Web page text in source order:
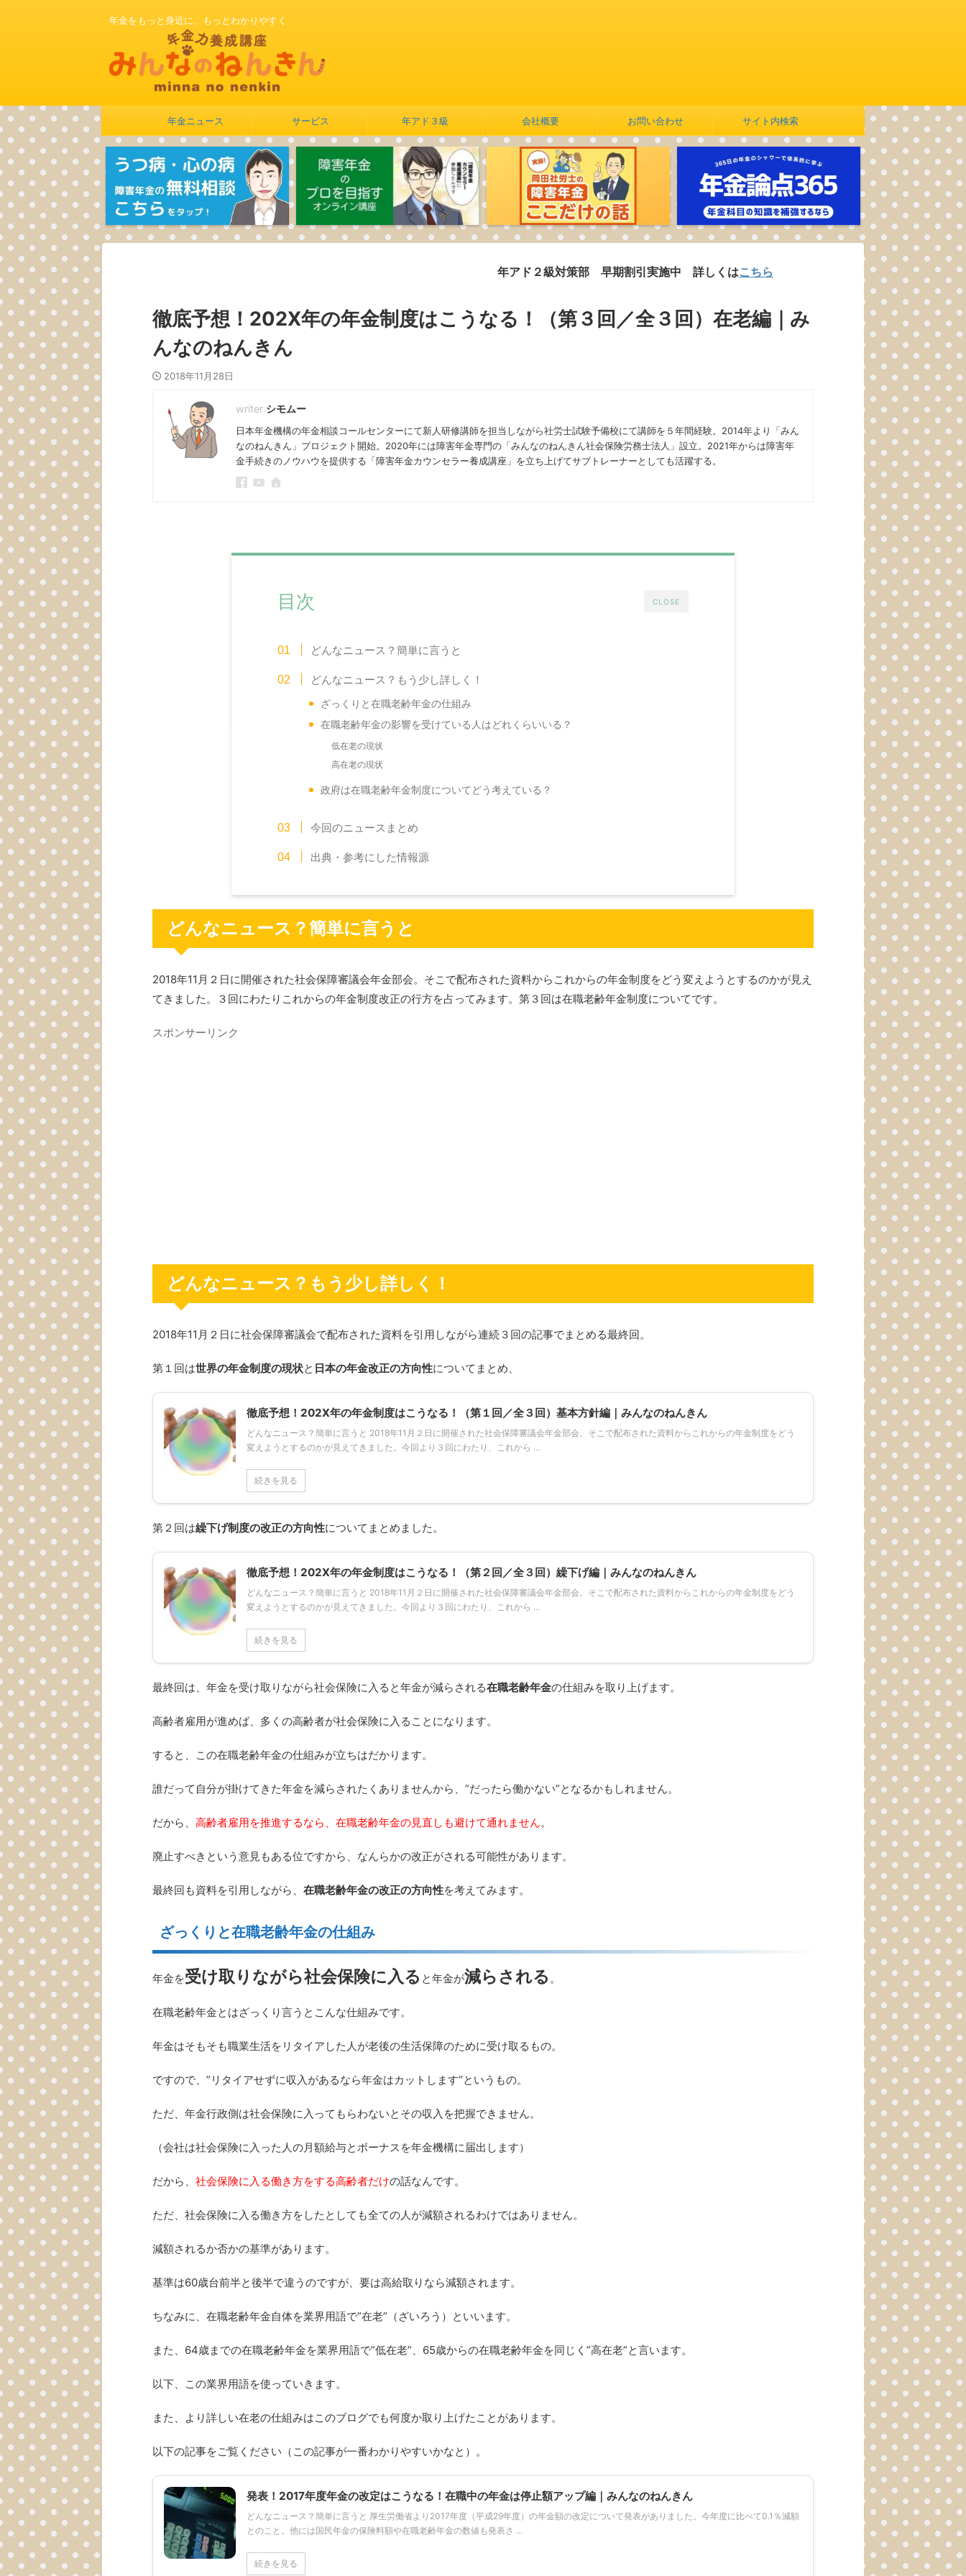
年金をもっと身近に、もっとわかりやすく
年金ニュース サービス 年アド３級 会社概要 お問い合わせ サイト内検索
年アド２級対策部 早期割引実施中 詳しくは こちら
徹底予想！202X年の年金制度はこうなる！（第３回／全３回）在老編｜み
んなのねんきん
2018年11月28日
シモムー
日本年金機構の年金相談コールセンターにて新人研修講師を担当しながら社労士試験予備校にて講師を５年間経験。2014年より「みん
なのねんきん」プロジェクト開始。2020年には障害年金専門の「みんなのねんきん社会保険労務士法人」設立。2021年からは障害年
金手続きのノウハウを提供する「障害年金カウンセラー養成講座」を立ち上げてサブトレーナーとしても活躍する。
CLOSE
目次
どんなニュース？簡単に言うと
どんなニュース？もう少し詳しく！
ざっくりと在職老齢年金の仕組み
在職老齢年金の影響を受けている人はどれくらいいる？
低在老の現状
高在老の現状
政府は在職老齢年金制度についてどう考えている？
今回のニュースまとめ
出典・参考にした情報源
どんなニュース？簡単に言うと
2018年11月２日に開催された社会保障審議会年金部会。そこで配布された資料からこれからの年金制度をどう変えようとするのかが見え
てきました。３回にわたりこれからの年金制度改正の行方を占ってみます。第３回は在職老齢年金制度についてです。
スポンサーリンク
どんなニュース？もう少し詳しく！
2018年11月２日に社会保障審議会で配布された資料を引用しながら連続３回の記事でまとめる最終回。
第１回は世界の年金制度の現状と 日本の年金改正の方向性についてまとめ、
徹底予想！202X年の年金制度はこうなる！（第１回／全３回）基本方針編｜みんなのねんきん
どんなニュース？簡単に言うと 2018年11月２日に開催された社会保障審議会年金部会。そこで配布された資料からこれからの年金制度をどう
変えようとするのかが見えてきました。今回より３回にわたり、これから ...
続きを見る
第２回は繰下げ制度の改正の方向性についてまとめました。
徹底予想！202X年の年金制度はこうなる！（第２回／全３回）繰下げ編｜みんなのねんきん
どんなニュース？簡単に言うと 2018年11月２日に開催された社会保障審議会年金部会。そこで配布された資料からこれからの年金制度をどう
変えようとするのかが見えてきました。今回より３回にわたり、これから ...
続きを見る
最終回は、年金を受け取りながら社会保険に入ると年金が減らされる在職老齢年金の仕組みを取り上げます。
高齢者雇用が進めば、多くの高齢者が社会保険に入ることになります。
すると、この在職老齢年金の仕組みが立ちはだかります。
誰だって自分が掛けてきた年金を減らされたくありませんから、”だったら働かない”となるかもしれません。
だから、 高齢者雇用を推進するなら、在職老齢年金の見直しも避けて通れません。
廃止すべきという意見もある位ですから、なんらかの改正がされる可能性があります。
最終回も資料を引用しながら、 在職老齢年金の改正の方向性を考えてみます。
ざっくりと在職老齢年金の仕組み
年金を受け取りながら社会保険に入る と年金が減らされる 。
在職老齢年金とはざっくり言うとこんな仕組みです。
年金はそもそも職業生活をリタイアした人が老後の生活保障のために受け取るもの。
ですので、”リタイアせずに収入があるなら年金はカットします”というもの。
ただ、年金行政側は社会保険に入ってもらわないとその収入を把握できません。
（会社は社会保険に入った人の月額給与とボーナスを年金機構に届出します）
だから、 社会保険に入る働き方をする高齢者だけの話なんです。
ただ、社会保険に入る働き方をしたとしても全ての人が減額されるわけではありません。
減額されるか否かの基準があります。
基準は60歳台前半と後半で違うのですが、要は高給取りなら減額されます。
ちなみに、在職老齢年金自体を業界用語で”在老”（ざいろう）といいます。
また、64歳までの在職老齢年金を業界用語で”低在老”、65歳からの在職老齢年金を同じく”高在老”と言います。
以下、この業界用語を使っていきます。
また、より詳しい在老の仕組みはこのブログでも何度か取り上げたことがあります。
以下の記事をご覧ください（この記事が一番わかりやすいかなと）。
発表！2017年度年金の改定はこうなる！在職中の年金は停止額アップ編｜みんなのねんきん
どんなニュース？簡単に言うと 厚生労働省より2017年度（平成29年度）の年金額の改定について発表がありました。今年度に比べて0.1％減額
とのこと。他には国民年金の保険料額や在職老齢年金の数値も発表さ ...
続きを見る